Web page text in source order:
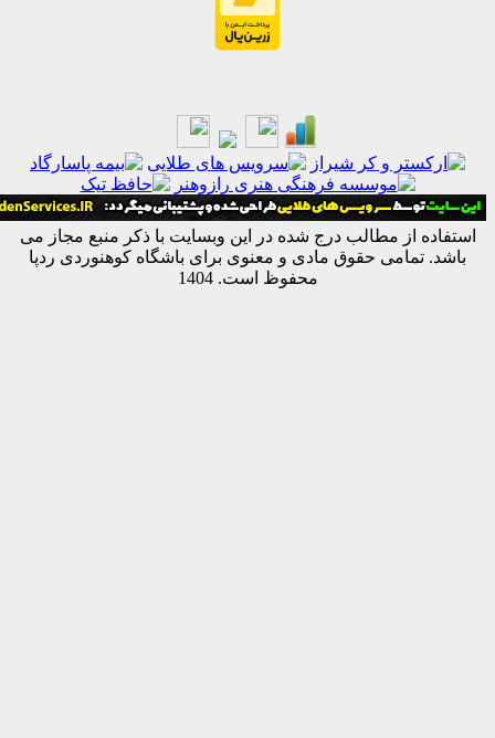
از مطالب درج شده در این وبسایت با ذکر منبع مجاز می
تمامی حقوق مادی و معنوی برای باشگاه کوهنوردی ردپا
محفوظ است. 1404